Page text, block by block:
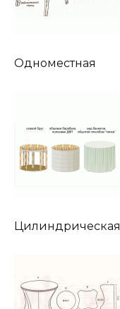
Одноместная
Цилиндрическая